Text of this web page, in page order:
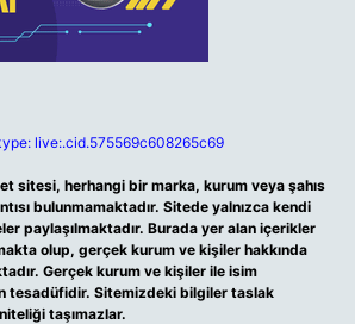
live:.cid.575569c608265c69
sitesi, herhangi bir marka, kurum veya şahıs
bulunmamaktadır. Sitede yalnızca kendi
paylaşılmaktadır. Burada yer alan içerikler
olup, gerçek kurum ve kişiler hakkında
Gerçek kurum ve kişiler ile isim
tesadüfidir. Sitemizdeki bilgiler taslak
taşımazlar.